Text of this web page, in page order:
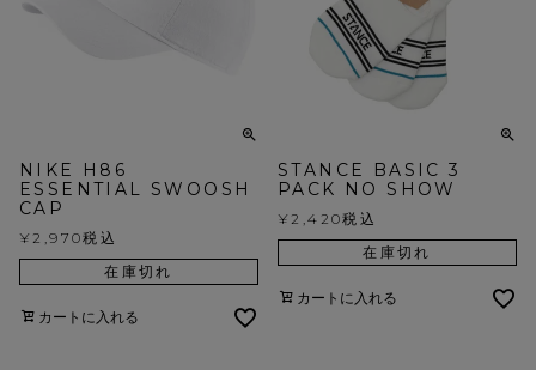
NIKE H86
ESSENTIAL SWOOSH
CAP
¥ 2,970税込
在庫切れ
カートに入れる
STANCE BASIC 3
PACK NO SHOW
¥ 2,420税込
在庫切れ
カートに入れる